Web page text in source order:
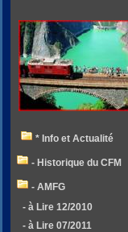
* Info et Actualité
- Historique du CFM
- AMFG
- à Lire 12/2010
- à Lire 07/2011